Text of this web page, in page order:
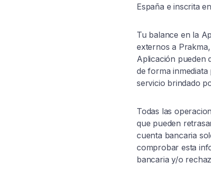
España e inscrita
Tu balance en la
externos a
Aplicación pueden
de forma inmediata
servicio brindado
Todas las
que pueden
cuenta bancaria
comprobar esta
bancaria y/o